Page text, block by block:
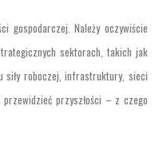
gospodarczej. Należy oczywiście
sektorach, takich jak
siły roboczej, infrastruktury, sieci
przyszłości – z czego